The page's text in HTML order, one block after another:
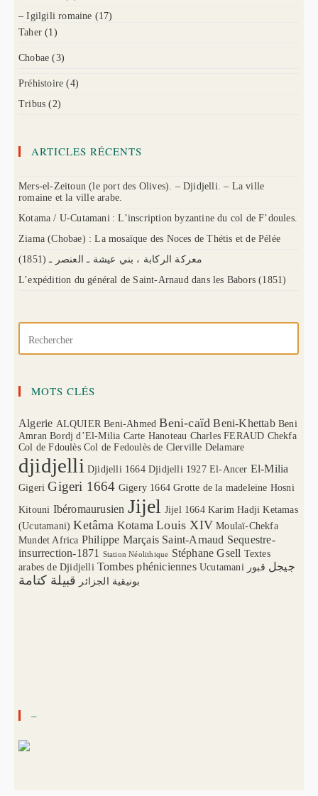
– Igilgili romaine (17)
Taher (1)
Chobae (3)
Préhistoire (4)
Tribus (2)
ARTICLES RÉCENTS
Mers-el-Zeitoun (le port des Olives). – Djidjelli. – La ville
romaine et la ville arabe.
Kotama / U-Cutamani : L’inscription byzantine du col de F’doules.
Ziama (Chobae) : La mosaïque des Noces de Thétis et de Pélée
(1851) معركة الركابة ، بني عيشة ـ العنصر ـ
L’expédition du général de Saint-Arnaud dans les Babors (1851)
MOTS CLÉS
Algerie ALQUIER Beni-Ahmed Beni-caïd Beni-Khettab Beni
Amran Bordj d’El-Milia Carte Hanoteau Charles FERAUD Chekfa
Col de Fdoulès Col de Fedoulès de Clerville Delamare
djidjelli Djidjelli 1664 Djidjelli 1927 El-Ancer El-Milia
Gigeri Gigeri 1664 Gigery 1664 Grotte de la madeleine Hosni
Kitouni Ibéromaurusien Jijel Jijel 1664 Karim Hadji Ketamas
(Ucutamani) Ketâma Kotama Louis XIV Moulaï-Chekfa
Mundet Africa Philippe Marçais Saint-Arnaud Sequestre-
insurrection-1871
Station Néolithique Stéphane Gsell Textes
arabes de Djidjelli Tombes phéniciennes Ucutamani جيجل قبور
بونيقية الجزائر قبيلة كتامة
–